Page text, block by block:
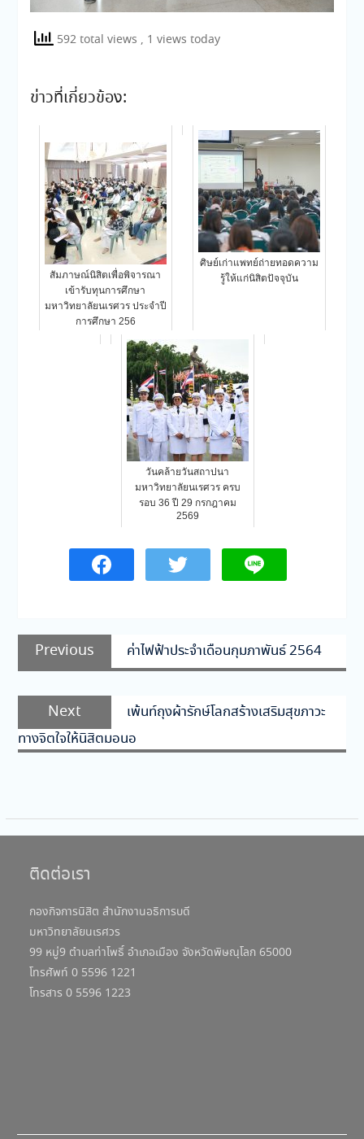
592 total views , 1 views today
ข่าวที่เกี่ยวข้อง:
สัมภาษณ์นิสิตเพื่อพิจารณา
เข้ารับทุนการศึกษา
มหาวิทยาลัยนเรศวร ประจำปี
การศึกษา 256
ศิษย์เก่าแพทย์ถ่ายทอดความ
รู้ให้แก่นิสิตปัจจุบัน
วันคล้ายวันสถาปนา
มหาวิทยาลัยนเรศวร ครบ
รอบ 36 ปี 29 กรกฎาคม
2569
แนะแนว
เรื่อง
Previous
Previous
post:
ค่าไฟฟ้าประจำเดือนกุมภาพันธ์ 2564
Next
Next
post:
เพ้นท์ถุงผ้ารักษ์โลกสร้างเสริมสุขภาวะ
ทางจิตใจให้นิสิตมอนอ
ติดต่อเรา
กองกิจการนิสิต สำนักงานอธิการบดี
มหาวิทยาลัยนเรศวร
99 หมู่9 ตำบลท่าโพธิ์ อำเภอเมือง จังหวัดพิษณุโลก 65000
โทรศัพท์ 0 5596 1221
โทรสาร 0 5596 1223